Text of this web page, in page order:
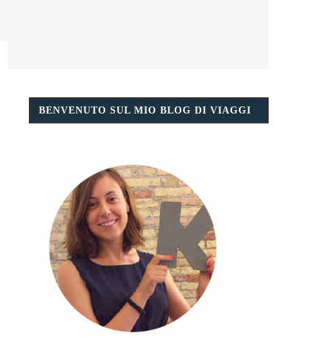
BENVENUTO SUL MIO BLOG DI VIAGGI